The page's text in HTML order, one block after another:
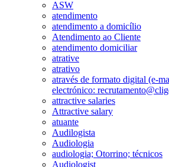
ASW
atendimento
atendimento a domicílio
Atendimento ao Cliente
atendimento domiciliar
atrative
atrativo
através de formato digital (e-
electrónico:
attractive salaries
Attractive salary
atuante
Audilogista
Audiologia
audiologia; Otorrino; técnicos
Audiologist